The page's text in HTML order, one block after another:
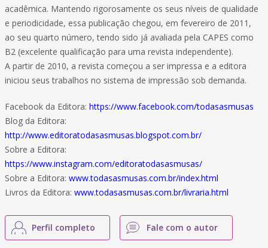
acadêmica. Mantendo rigorosamente os seus níveis de qualidade
e periodicidade, essa publicação chegou, em fevereiro de 2011,
ao seu quarto número, tendo sido já avaliada pela CAPES como
B2 (excelente qualificação para uma revista independente).
A partir de 2010, a revista começou a ser impressa e a editora
iniciou seus trabalhos no sistema de impressão sob demanda.
Facebook da Editora: https://www.facebook.com/todasasmusas
Blog da Editora:
http://www.editoratodasasmusas.blogspot.com.br/
Sobre a Editora:
https://www.instagram.com/editoratodasasmusas/
Sobre a Editora: www.todasasmusas.com.br/index.html
Livros da Editora: www.todasasmusas.com.br/livraria.html
Perfil completo Fale com o autor